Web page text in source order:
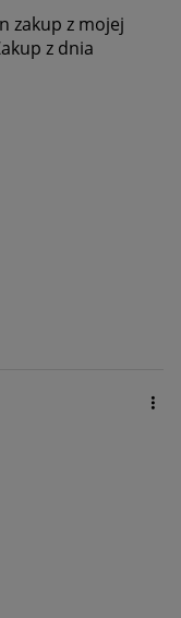
zakup z mojej
z dnia